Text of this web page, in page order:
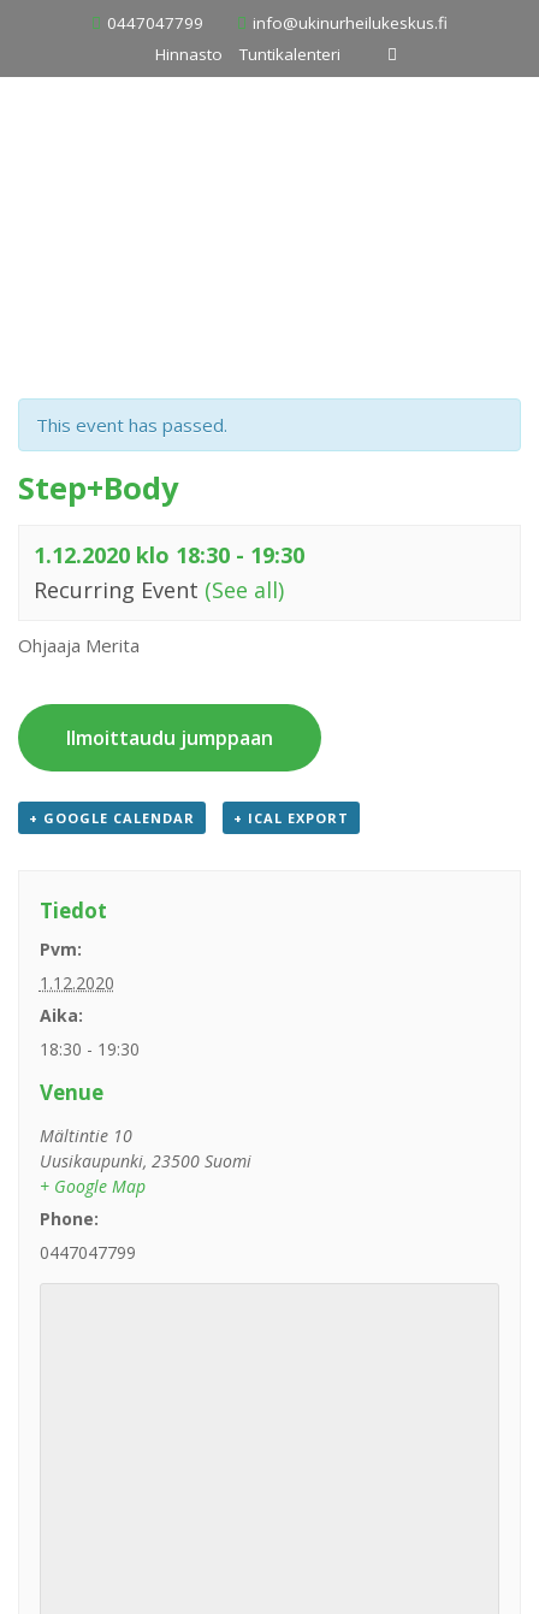
content
0447047799
info@ukinurheilukeskus.fi
Hinnasto
Tuntikalenteri
This event has passed.
Step+Body
1.12.2020 klo 18:30 - 19:30
Recurring Event (See all)
Ohjaaja Merita
Ilmoittaudu jumppaan
+ GOOGLE CALENDAR + ICAL EXPORT
Tiedot
Pvm:
1.12.2020
Aika:
18:30 - 19:30
Venue
Mältintie 10
Uusikaupunki, 23500 Suomi
+ Google Map
Phone:
0447047799